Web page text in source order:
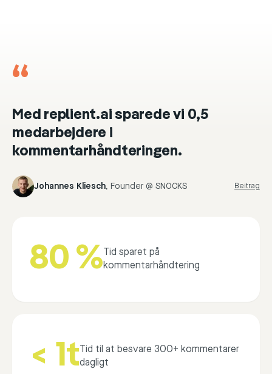
“
Med replient.ai sparede vi 0,5
medarbejdere i
kommentarhåndteringen.
Johannes Kliesch, Founder @ SNOCKS Beitrag
80 %Tid sparet på
kommentarhåndtering
< 1tTid til at besvare 300+ kommentarer
dagligt